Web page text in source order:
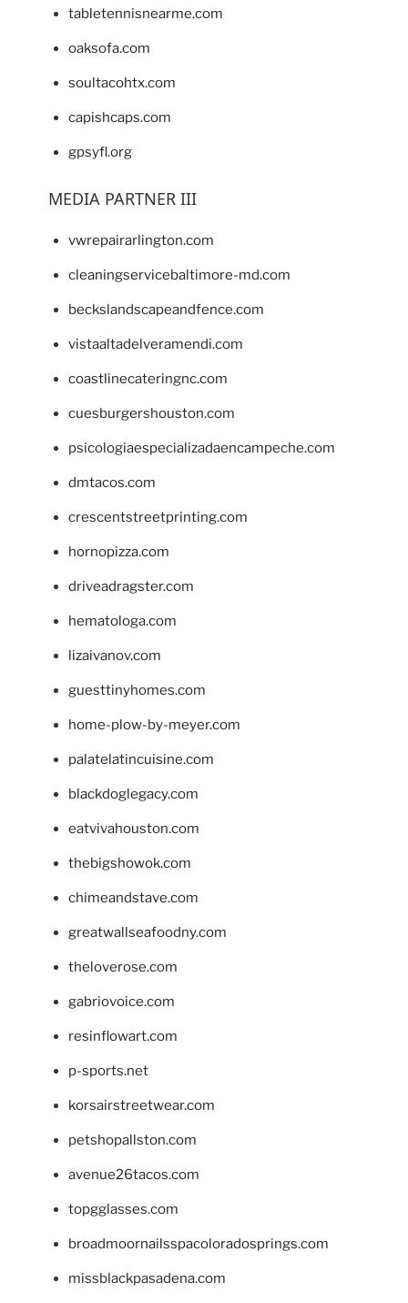
tabletennisnearme.com
oaksofa.com
soultacohtx.com
capishcaps.com
gpsyfl.org
MEDIA PARTNER III
vwrepairarlington.com
cleaningservicebaltimore-md.com
beckslandscapeandfence.com
vistaaltadelveramendi.com
coastlinecateringnc.com
cuesburgershouston.com
psicologiaespecializadaencampeche.com
dmtacos.com
crescentstreetprinting.com
hornopizza.com
driveadragster.com
hematologa.com
lizaivanov.com
guesttinyhomes.com
home-plow-by-meyer.com
palatelatincuisine.com
blackdoglegacy.com
eatvivahouston.com
thebigshowok.com
chimeandstave.com
greatwallseafoodny.com
theloverose.com
gabriovoice.com
resinflowart.com
p-sports.net
korsairstreetwear.com
petshopallston.com
avenue26tacos.com
topgglasses.com
broadmoornailsspacoloradosprings.com
missblackpasadena.com